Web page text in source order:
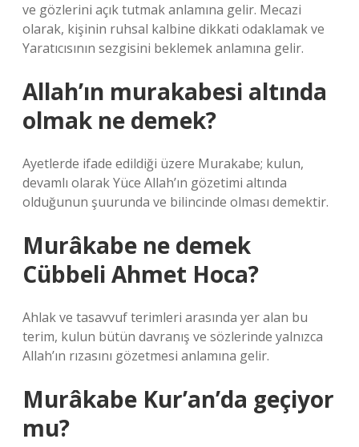
ve gözlerini açık tutmak anlamına gelir. Mecazi
olarak, kişinin ruhsal kalbine dikkati odaklamak ve
Yaratıcısının sezgisini beklemek anlamına gelir.
Allah’ın murakabesi altında
olmak ne demek?
Ayetlerde ifade edildiği üzere Murakabe; kulun,
devamlı olarak Yüce Allah’ın gözetimi altında
olduğunun şuurunda ve bilincinde olması demektir.
Murâkabe ne demek
Cübbeli Ahmet Hoca?
Ahlak ve tasavvuf terimleri arasında yer alan bu
terim, kulun bütün davranış ve sözlerinde yalnızca
Allah’ın rızasını gözetmesi anlamına gelir.
Murâkabe Kur’an’da geçiyor
mu?